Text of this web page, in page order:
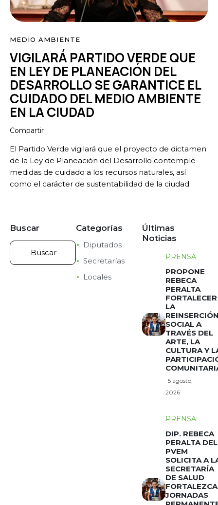
MEDIO AMBIENTE
VIGILARÁ PARTIDO VERDE QUE
EN LEY DE PLANEACIÓN DEL
DESARROLLO SE GARANTICE EL
CUIDADO DEL MEDIO AMBIENTE
EN LA CIUDAD
Compartir
El Partido Verde vigilará que el proyecto de dictamen
de la Ley de Planeación del Desarrollo contemple
medidas de cuidado a los recursos naturales, así
como el carácter de sustentabilidad de la ciudad.
Buscar Categorías
Diputados
Secretarías
Locales
Últimas
Noticias
PRENSA
PROPONE
REBECA
PERALTA
FORTALECER
LA
SOCIAL A
TRAVÉS DEL
ARTE, LA
CULTURA Y
5 agosto,
2026
PRENSA
DIP. REBECA
PERALTA DEL
PVEM
SOLICITA A
SECRETARÍA
DE SALUD
FORTALEZCA
JORNADAS